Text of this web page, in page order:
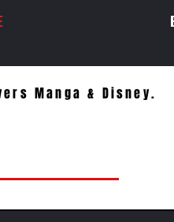
Manga & Disney.